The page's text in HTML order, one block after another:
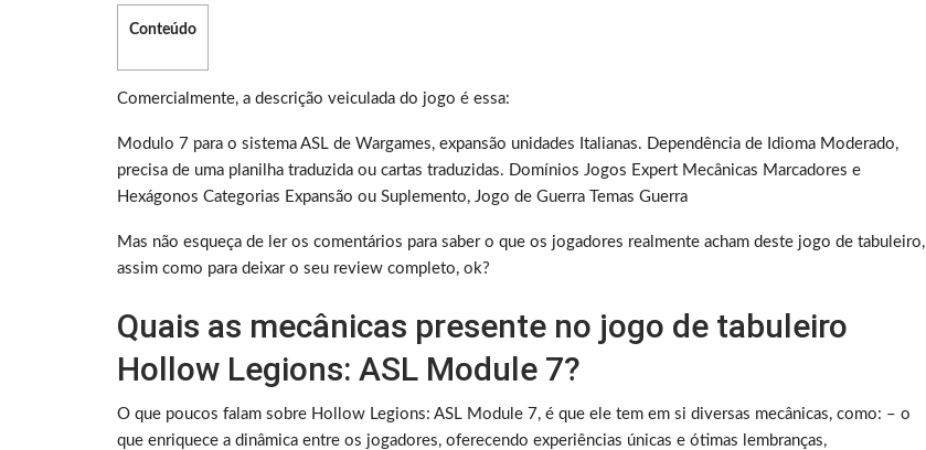
Conteúdo
Comercialmente, a descrição veiculada do jogo é essa:
Modulo 7 para o sistema ASL de Wargames, expansão unidades Italianas. Dependência de Idioma Moderado,
precisa de uma planilha traduzida ou cartas traduzidas. Domínios Jogos Expert Mecânicas Marcadores e
Hexágonos Categorias Expansão ou Suplemento, Jogo de Guerra Temas Guerra
Mas não esqueça de ler os comentários para saber o que os jogadores realmente acham deste jogo de tabuleiro,
assim como para deixar o seu review completo, ok?
Quais as mecânicas presente no jogo de tabuleiro
Hollow Legions: ASL Module 7?
O que poucos falam sobre Hollow Legions: ASL Module 7, é que ele tem em si diversas mecânicas, como: – o
que enriquece a dinâmica entre os jogadores, oferecendo experiências únicas e ótimas lembranças,